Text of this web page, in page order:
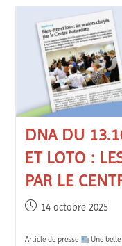
DNA DU
ET LOTO :
PAR LE
14 octobre 2025
Article de presse
Une